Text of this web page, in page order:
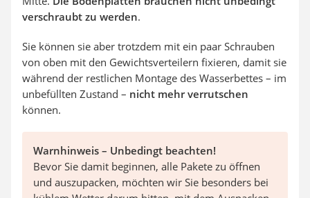
verschraubt zu werden.
Sie können sie aber trotzdem mit ein paar Schrauben
von oben mit den Gewichtsverteilern fixieren, damit sie
während der restlichen Montage des Wasserbettes – im
unbefüllten Zustand – nicht mehr verrutschen
können.
Warnhinweis – Unbedingt beachten!
Bevor Sie damit beginnen, alle Pakete zu öffnen
und auszupacken, möchten wir Sie besonders bei